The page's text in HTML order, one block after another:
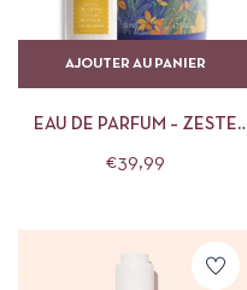
AJOUTER AU PANIER
EAU DE PARFUM – ZESTE
SENS
€39,99